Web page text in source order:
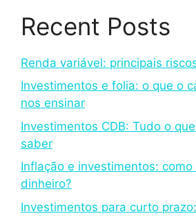
Recent Posts
Renda variável: principais
Investimentos e folia: o que o
nos ensinar
Investimentos CDB: Tudo o
saber
Inflação e investimentos:
dinheiro?
Investimentos para curto